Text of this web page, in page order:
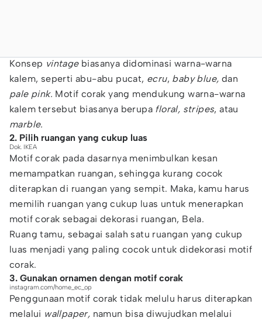
Konsep vintagebiasanya didominasi warna-warna
kalem, seperti abu-abu pucat, ecru, baby blue, dan
pale pink. Motif corak yang mendukung warna-warna
kalem tersebut biasanya berupa floral, stripes, atau
marble.
2. Pilih ruangan yang cukup luas
Dok. IKEA
Motif corak pada dasarnya menimbulkan kesan
memampatkan ruangan, sehingga kurang cocok
diterapkan di ruangan yang sempit. Maka, kamu harus
memilih ruangan yang cukup luas untuk menerapkan
motif corak sebagai dekorasi ruangan, Bela.
Ruang tamu, sebagai salah satu ruangan yang cukup
luas menjadi yang paling cocok untuk didekorasi motif
corak.
3. Gunakan ornamen dengan motif corak
instagram.com/home_ec_op
Penggunaan motif corak tidak melulu harus diterapkan
melalui wallpaper, namun bisa diwujudkan melalui